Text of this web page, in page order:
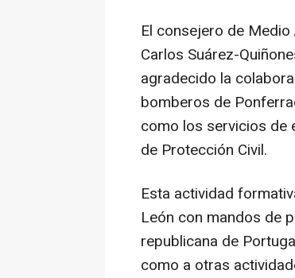
El consejero de
Carlos Suárez-
agradecido la
bomberos de
como los servicios de
de Protección Civil.
Esta actividad
León con mandos de
republicana de
como a otras